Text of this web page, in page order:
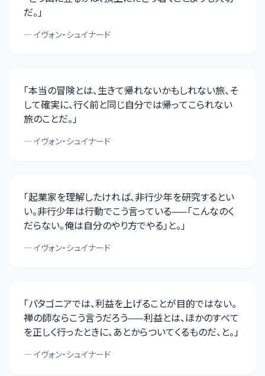
だ。」
— イヴォン・シュイナード
「本当の冒険とは、生きて帰れないかもしれない旅、そ
して確実に、行く前と同じ自分では帰ってこられない
旅のことだ。」
— イヴォン・シュイナード
「起業家を理解したければ、非行少年を研究するとい
い。非行少年は行動でこう言っている——「こんなのく
だらない。俺は自分のやり方でやる」と。」
— イヴォン・シュイナード
「パタゴニアでは、利益を上げることが目的ではない。
禅の師ならこう言うだろう——利益とは、ほかのすべて
を正しく行ったときに、あとからついてくるものだ、と。」
— イヴォン・シュイナード